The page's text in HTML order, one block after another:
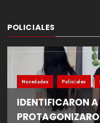
POLICIALES
Novedades Policiales
IDENTIFICARON